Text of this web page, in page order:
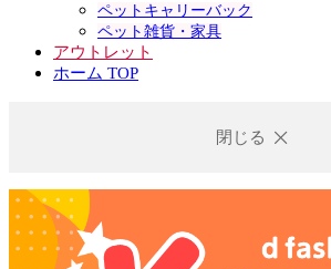
ペットキャリーバック
ペット雑貨・家具
アウトレット
ホーム TOP
閉じる